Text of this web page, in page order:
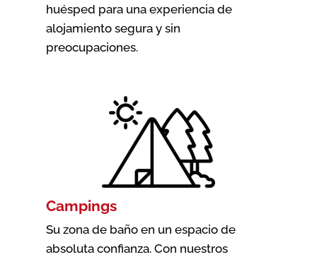
huésped para una experiencia de
alojamiento segura y sin
preocupaciones.
Campings
Su zona de baño en un espacio de
absoluta confianza. Con nuestros